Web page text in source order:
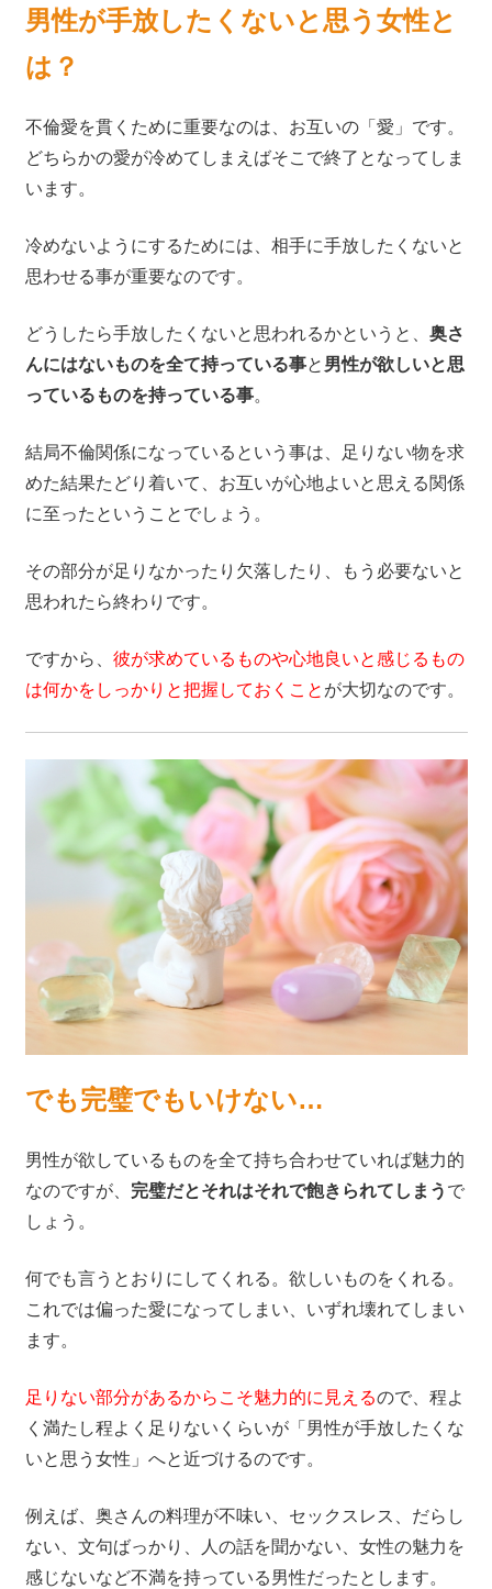
男性が手放したくないと思う女性と
は？
不倫愛を貫くために重要なのは、お互いの「愛」です。
どちらかの愛が冷めてしまえばそこで終了となってしま
います。
冷めないようにするためには、相手に手放したくないと
思わせる事が重要なのです。
どうしたら手放したくないと思われるかというと、 奥さ
んにはないものを全て持っている事と 男性が欲しいと思
っているものを持っている事。
結局不倫関係になっているという事は、足りない物を求
めた結果たどり着いて、お互いが心地よいと思える関係
に至ったということでしょう。
その部分が足りなかったり欠落したり、もう必要ないと
思われたら終わりです。
ですから、 彼が求めているものや心地良いと感じるもの
は何かをしっかりと把握しておくこと が大切なのです。
でも完璧でもいけない…
男性が欲しているものを全て持ち合わせていれば魅力的
なのですが、 完璧だとそれはそれで飽きられてしまう で
しょう。
何でも言うとおりにしてくれる。欲しいものをくれる。
これでは偏った愛になってしまい、いずれ壊れてしまい
ます。
足りない部分があるからこそ魅力的に見えるので、程よ
く満たし程よく足りないくらいが「男性が手放したくな
いと思う女性」へと近づけるのです。
例えば、奥さんの料理が不味い、セックスレス、だらし
ない、文句ばっかり、人の話を聞かない、女性の魅力を
感じないなど不満を持っている男性だったとします。